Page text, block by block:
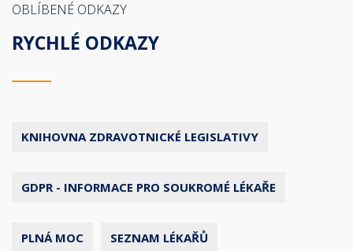
OBLÍBENÉ ODKAZY
RYCHLÉ ODKAZY
KNIHOVNA ZDRAVOTNICKÉ LEGISLATIVY
GDPR - INFORMACE PRO SOUKROMÉ LÉKAŘE
PLNÁ MOC SEZNAM LÉKAŘŮ